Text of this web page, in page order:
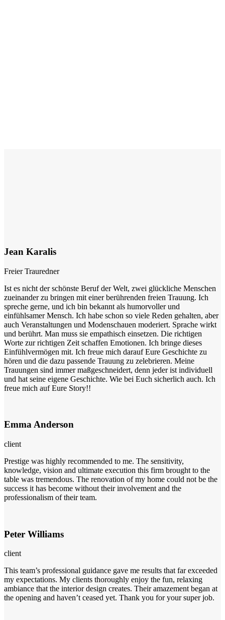
Jean Karalis
Freier Trauredner
Ist es nicht der schönste Beruf der Welt, zwei glückliche Menschen
zueinander zu bringen mit einer berührenden freien Trauung. Ich
spreche gerne, und ich bin bekannt als humorvoller und
einfühlsamer Mensch. Ich habe schon so viele Reden gehalten, aber
auch Veranstaltungen und Modenschauen moderiert. Sprache wirkt
und berührt. Man muss sie empathisch einsetzen. Die richtigen
Worte zur richtigen Zeit schaffen Emotionen. Ich bringe dieses
Einfühlvermögen mit. Ich freue mich darauf Eure Geschichte zu
hören und die dazu passende Trauung zu zelebrieren. Meine
Trauungen sind immer maßgeschneidert, denn jeder ist individuell
und hat seine eigene Geschichte. Wie bei Euch sicherlich auch. Ich
freue mich auf Eure Story!!
Emma Anderson
client
Prestige was highly recommended to me. The sensitivity,
knowledge, vision and ultimate execution this firm brought to the
table was tremendous. The renovation of my home could not be the
success it has become without their involvement and the
professionalism of their team.
Peter Williams
client
This team’s professional guidance gave me results that far exceeded
my expectations. My clients thoroughly enjoy the fun, relaxing
ambiance that the interior design creates. Their amazement began at
the opening and haven’t ceased yet. Thank you for your super job.